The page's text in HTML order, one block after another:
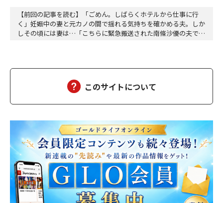
【前回の記事を読む】「ごめん。しばらくホテルから仕事に行
く」妊娠中の妻と元カノの間で揺れる気持ちを確かめる夫。しか
しその頃には妻は…「こちらに緊急搬送された南條沙優の夫です
しばらくして、担当医の先生が俺の元にやってきた。「南…
このサイトについて